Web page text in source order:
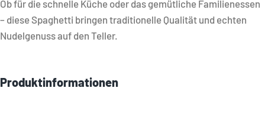
Ob für die schnelle Küche oder das gemütliche Familienessen
– diese Spaghetti bringen traditionelle Qualität und echten
Nudelgenuss auf den Teller.
Produktinformationen